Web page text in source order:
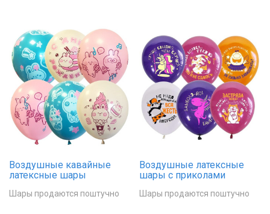
Воздушные кавайные
латексные шары
Шары продаются поштучно
Воздушные латексные
шары с приколами
Шары продаются поштучно